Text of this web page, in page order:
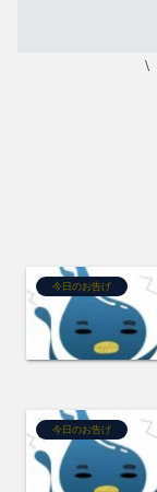
今日のお告げ
今日のお告げ